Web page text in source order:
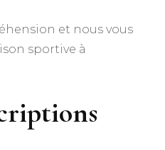
et nous vous
sportive à